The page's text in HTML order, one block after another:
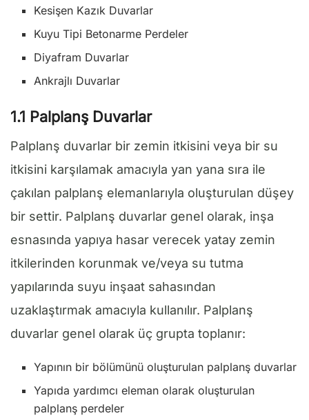
Kesişen Kazık Duvarlar
Kuyu Tipi Betonarme Perdeler
Diyafram Duvarlar
Ankrajlı Duvarlar
1.1 Palplanş Duvarlar
Palplanş duvarlar bir zemin itkisini veya bir su
itkisini karşılamak amacıyla yan yana sıra ile
çakılan palplanş elemanlarıyla oluşturulan düşey
bir settir. Palplanş duvarlar genel olarak, inşa
esnasında yapıya hasar verecek yatay zemin
itkilerinden korunmak ve/veya su tutma
yapılarında suyu inşaat sahasından
uzaklaştırmak amacıyla kullanılır. Palplanş
duvarlar genel olarak üç grupta toplanır:
Yapının bir bölümünü oluşturulan palplanş duvarlar
Yapıda yardımcı eleman olarak oluşturulan
palplanş perdeler